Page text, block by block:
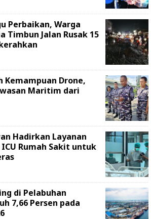
Perbaikan, Warga
Timbun Jalan Rusak 15
Kemampuan Drone,
Maritim dari
Hadirkan Layanan
ICU Rumah Sakit untuk
di Pelabuhan
7,66 Persen pada